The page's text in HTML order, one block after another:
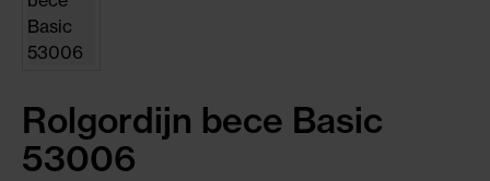
Rolgordijn bece Basic
53006